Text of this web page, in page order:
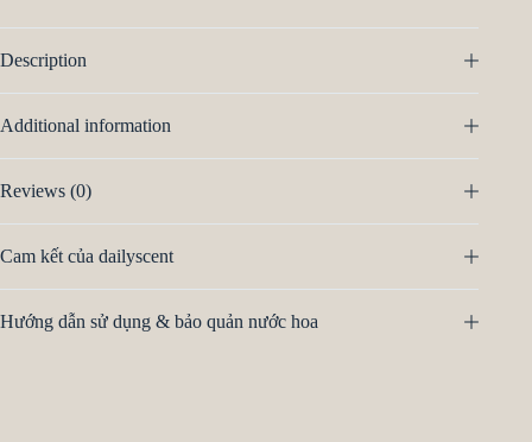
Description
Additional information
Reviews (0)
Cam kết của dailyscent
Hướng dẫn sử dụng & bảo quản nước hoa